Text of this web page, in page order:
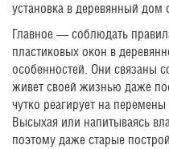
установка в деревянный дом
Главное — соблюдать
пластиковых окон в
особенностей. Они связаны
живет своей жизнью даже
чутко реагирует на
Высыхая или напитываясь
поэтому даже старые